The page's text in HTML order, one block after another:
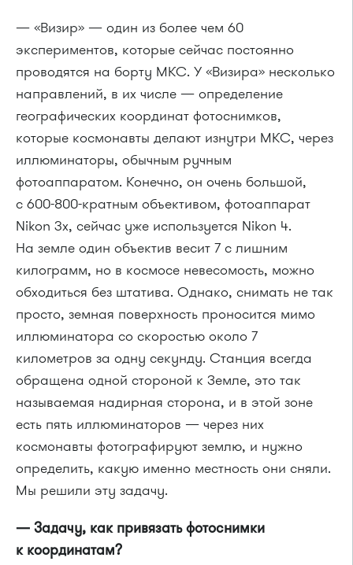
— «Визир» — один из более чем 60
экспериментов, которые сейчас постоянно
проводятся на борту МКС. У «Визира» несколько
направлений, в их числе — определение
географических координат фотоснимков,
которые космонавты делают изнутри МКС, через
иллюминаторы, обычным ручным
фотоаппаратом. Конечно, он очень большой,
с 600-800-кратным объективом, фотоаппарат
Nikon 3х, сейчас уже используется Nikon 4.
На земле один объектив весит 7 с лишним
килограмм, но в космосе невесомость, можно
обходиться без штатива. Однако, снимать не так
просто, земная поверхность проносится мимо
иллюминатора со скоростью около 7
километров за одну секунду. Станция всегда
обращена одной стороной к Земле, это так
называемая надирная сторона, и в этой зоне
есть пять иллюминаторов — через них
космонавты фотографируют землю, и нужно
определить, какую именно местность они сняли.
Мы решили эту задачу.
— Задачу, как привязать фотоснимки
к координатам?